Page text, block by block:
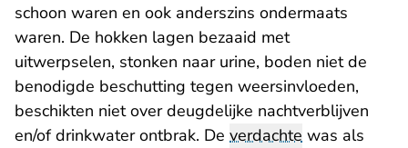
schoon waren en ook anderszins ondermaats
waren. De hokken lagen bezaaid met
uitwerpselen, stonken naar urine, boden niet de
benodigde beschutting tegen weersinvloeden,
beschikten niet over deugdelijke nachtverblijven
en/of drinkwater ontbrak. De verdachte was als